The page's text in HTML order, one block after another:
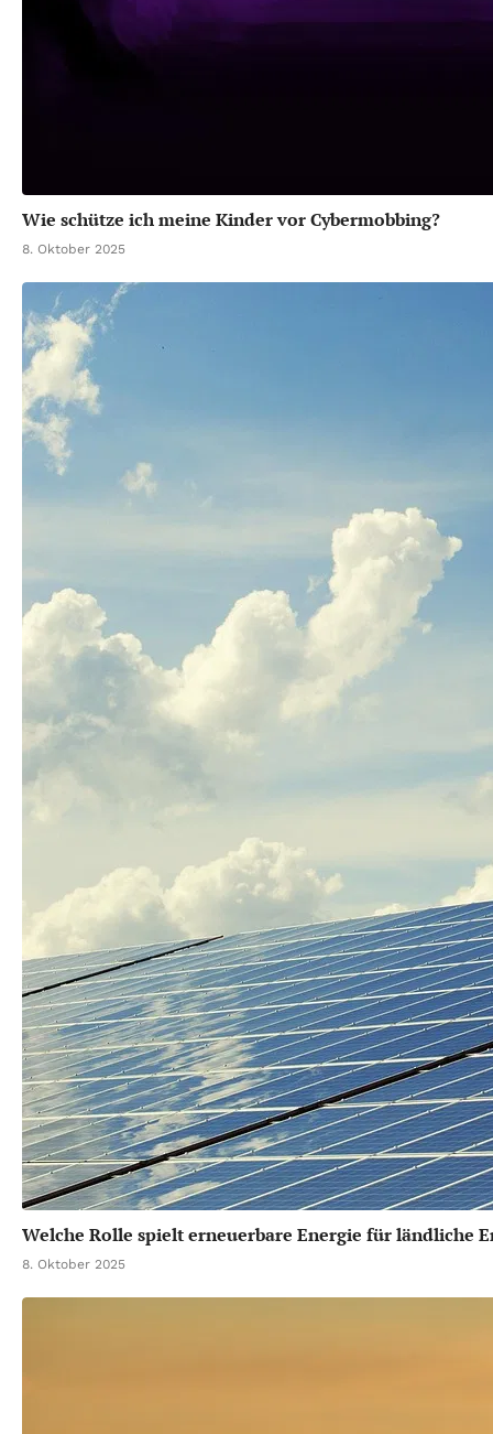
Wie schütze ich meine Kinder vor Cybermobbing?
8. Oktober 2025
Welche Rolle spielt erneuerbare Energie für ländliche
8. Oktober 2025